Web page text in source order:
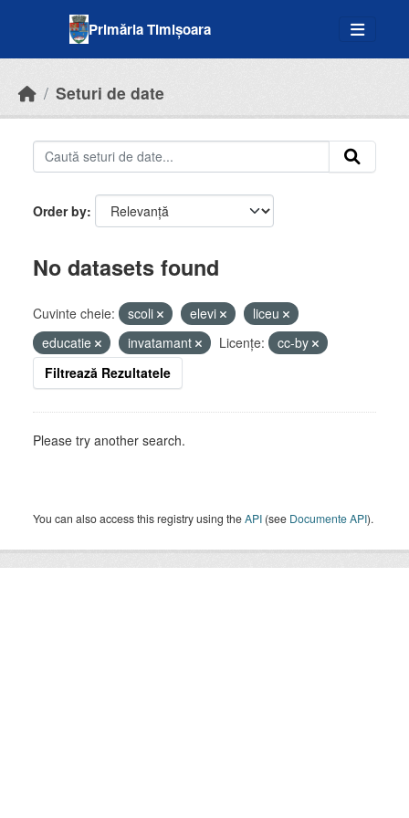
Primăria Timișoara
Seturi de date
Order by
No datasets found
Cuvinte cheie: scoli elevi
liceu
educatie
invatamant Licenţe:
cc-by
Filtrează Rezultatele
Please try another search.
You can also access this registry using theAPI (see Documente API).